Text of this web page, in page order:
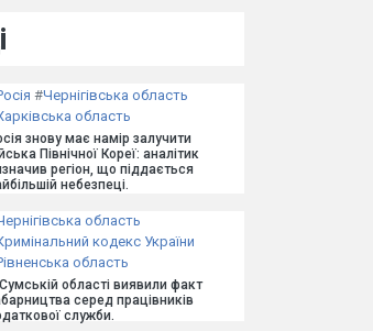
#Чернігівська область
область
знову має намір залучити
Північної Кореї: аналітик
регіон, що піддається
небезпеці.
область
кодекс України
область
області виявили факт
серед працівників
служби.